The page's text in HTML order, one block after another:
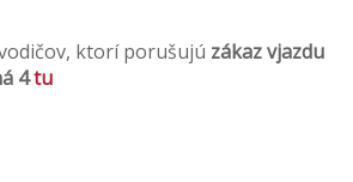
ktorí porušujú zákaz vjazdu
4tu